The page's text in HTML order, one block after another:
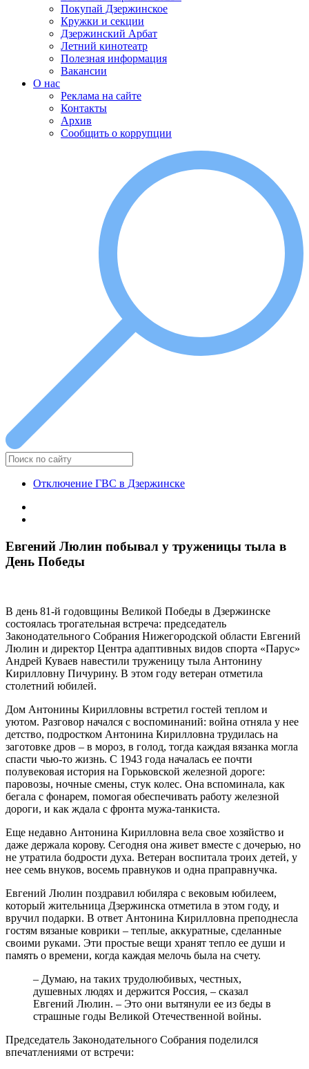
Покупай Дзержинское
Кружки и секции
Дзержинский Арбат
Летний кинотеатр
Полезная информация
Вакансии
О нас
Реклама на сайте
Контакты
Архив
Сообщить о коррупции
Отключение ГВС в Дзержинске
Евгений Люлин побывал у труженицы тыла в
День Победы
В день 81‑й годовщины Великой Победы в Дзержинске
состоялась трогательная встреча: председатель
Законодательного Собрания Нижегородской области Евгений
Люлин и директор Центра адаптивных видов спорта «Парус»
Андрей Куваев навестили труженицу тыла Антонину
Кирилловну Пичурину. В этом году ветеран отметила
столетний юбилей.
Дом Антонины Кирилловны встретил гостей теплом и
уютом. Разговор начался с воспоминаний: война отняла у нее
детство, подростком Антонина Кирилловна трудилась на
заготовке дров – в мороз, в голод, тогда каждая вязанка могла
спасти чью‑то жизнь. С 1943 года началась ее почти
полувековая история на Горьковской железной дороге:
паровозы, ночные смены, стук колес. Она вспоминала, как
бегала с фонарем, помогая обеспечивать работу железной
дороги, и как ждала с фронта мужа‑танкиста.
Еще недавно Антонина Кирилловна вела свое хозяйство и
даже держала корову. Сегодня она живет вместе с дочерью, но
не утратила бодрости духа. Ветеран воспитала троих детей, у
нее семь внуков, восемь правнуков и одна праправнучка.
Евгений Люлин поздравил юбиляра с вековым юбилеем,
который жительница Дзержинска отметила в этом году, и
вручил подарки. В ответ Антонина Кирилловна преподнесла
гостям вязаные коврики – теплые, аккуратные, сделанные
своими руками. Эти простые вещи хранят тепло ее души и
память о времени, когда каждая мелочь была на счету.
– Думаю, на таких трудолюбивых, честных,
душевных людях и держится Россия, – сказал
Евгений Люлин. – Это они вытянули ее из беды в
страшные годы Великой Отечественной войны.
Председатель Законодательного Собрания поделился
впечатлениями от встречи: